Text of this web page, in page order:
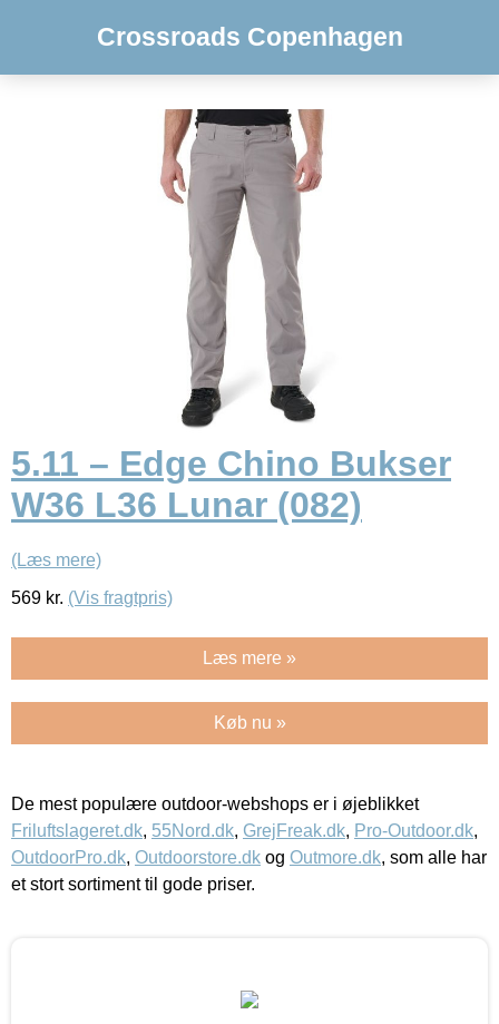
Crossroads Copenhagen
5.11 – Edge Chino Bukser
W36 L36 Lunar (082)
(Læs mere)
569 kr. (Vis fragtpris)
Læs mere »
Køb nu »
De mest populære outdoor-webshops er i øjeblikket
Friluftslageret.dk, 55Nord.dk, GrejFreak.dk, Pro-Outdoor.dk,
OutdoorPro.dk, Outdoorstore.dk og Outmore.dk, som alle har
et stort sortiment til gode priser.